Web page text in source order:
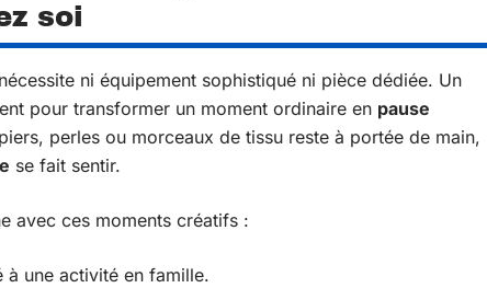
soi
ni équipement sophistiqué ni pièce dédiée. Un
pour transformer un moment ordinaire en pause
perles ou morceaux de tissu reste à portée de main,
se fait sentir.
avec ces moments créatifs :
à une activité en famille.